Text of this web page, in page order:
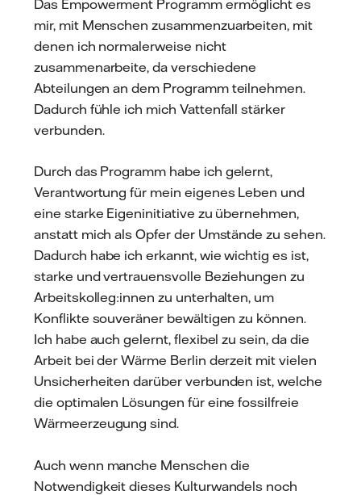
Das Empowerment Programm ermöglicht es
mir, mit Menschen zusammenzuarbeiten, mit
denen ich normalerweise nicht
zusammenarbeite, da verschiedene
Abteilungen an dem Programm teilnehmen.
Dadurch fühle ich mich Vattenfall stärker
verbunden.
Durch das Programm habe ich gelernt,
Verantwortung für mein eigenes Leben und
eine starke Eigeninitiative zu übernehmen,
anstatt mich als Opfer der Umstände zu sehen.
Dadurch habe ich erkannt, wie wichtig es ist,
starke und vertrauensvolle Beziehungen zu
Arbeitskolleg:innen zu unterhalten, um
Konflikte souveräner bewältigen zu können.
Ich habe auch gelernt, flexibel zu sein, da die
Arbeit bei der Wärme Berlin derzeit mit vielen
Unsicherheiten darüber verbunden ist, welche
die optimalen Lösungen für eine fossilfreie
Wärmeerzeugung sind.
Auch wenn manche Menschen die
Notwendigkeit dieses Kulturwandels noch